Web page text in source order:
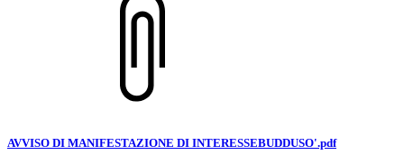
AVVISO DI MANIFESTAZIONE DI INTERESSEBUDDUSO'.pdf